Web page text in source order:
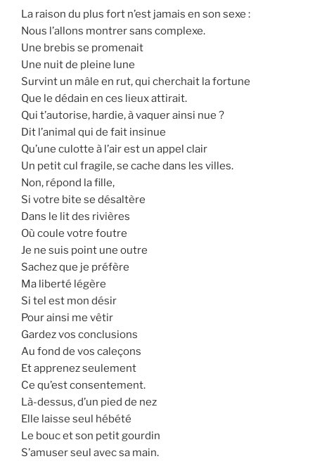
La raison du plus fort n’est jamais en son sexe :
Nous l’allons montrer sans complexe.
Une brebis se promenait
Une nuit de pleine lune
Survint un mâle en rut, qui cherchait la fortune
Que le dédain en ces lieux attirait.
Qui t’autorise, hardie, à vaquer ainsi nue ?
Dit l’animal qui de fait insinue
Qu’une culotte à l’air est un appel clair
Un petit cul fragile, se cache dans les villes.
Non, répond la fille,
Si votre bite se désaltère
Dans le lit des rivières
Où coule votre foutre
Je ne suis point une outre
Sachez que je préfère
Ma liberté légère
Si tel est mon désir
Pour ainsi me vêtir
Gardez vos conclusions
Au fond de vos caleçons
Et apprenez seulement
Ce qu’est consentement.
Là-dessus, d’un pied de nez
Elle laisse seul hébété
Le bouc et son petit gourdin
S’amuser seul avec sa main.